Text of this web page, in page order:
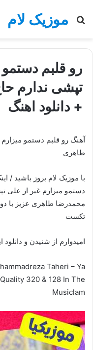
موزیک لام
جستجو
رو قلبم
تپشی ندارم
+ دانلود اهنگ
آهنگ رو قلبم دستمو
طاهری
با موزیک لام بروز باشید /
دستمو میزارم غیر از علی
تکست
امیدوارم از شنیدن و
Taheri – Ya
320 & 128 In The
Musiclam